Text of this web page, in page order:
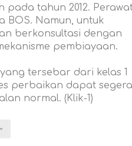
tahun 2012.
BOS. Namun, untuk
berkonsultasi dengan
pembiayaan.
tersebar dari kelas 1
perbaikan dapat segera
normal. (Klik-1)